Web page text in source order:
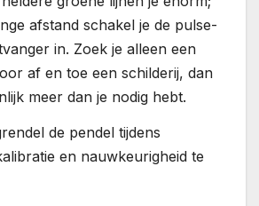
afstand schakel je de pulse-
in. Zoek je alleen een
af en toe een schilderij, dan
meer dan je nodig hebt.
de pendel tijdens
en nauwkeurigheid te